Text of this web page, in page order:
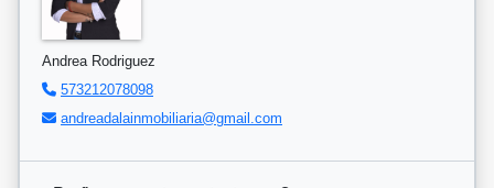
Andrea Rodriguez
573212078098
andreadalainmobiliaria@gmail.com